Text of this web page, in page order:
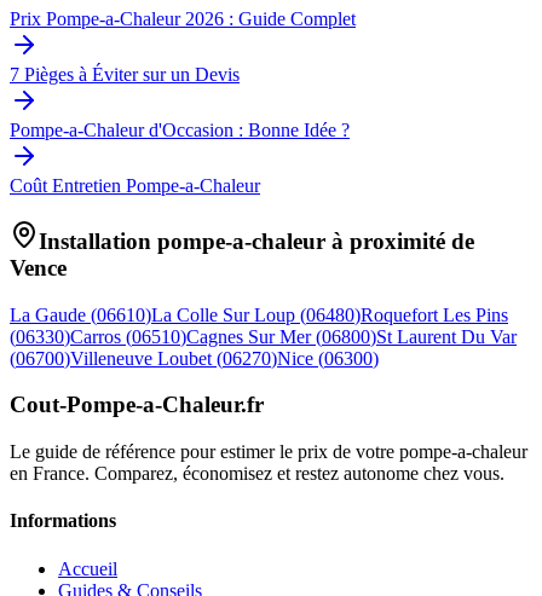
Prix Pompe-a-Chaleur 2026 : Guide Complet
7 Pièges à Éviter sur un Devis
Pompe-a-Chaleur d'Occasion : Bonne Idée ?
Coût Entretien Pompe-a-Chaleur
Installation pompe-a-chaleur à proximité de
Vence
La Gaude (06610)La Colle Sur Loup (06480)Roquefort Les Pins
(06330)Carros (06510)Cagnes Sur Mer (06800)St Laurent Du Var
(06700)Villeneuve Loubet (06270)Nice (06300)
Cout-Pompe-a-Chaleur.fr
Le guide de référence pour estimer le prix de votre pompe-a-chaleur
en France. Comparez, économisez et restez autonome chez vous.
Informations
Accueil
Guides & Conseils